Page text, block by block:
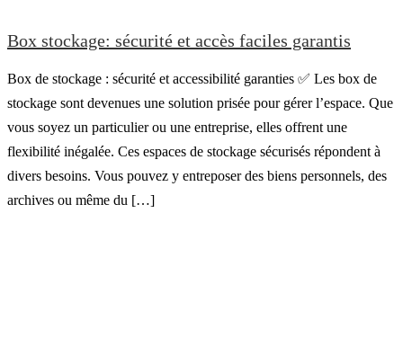
Box stockage: sécurité et accès faciles garantis
Box de stockage : sécurité et accessibilité garanties ✅ Les box de
stockage sont devenues une solution prisée pour gérer l’espace. Que
vous soyez un particulier ou une entreprise, elles offrent une
flexibilité inégalée. Ces espaces de stockage sécurisés répondent à
divers besoins. Vous pouvez y entreposer des biens personnels, des
archives ou même du […]